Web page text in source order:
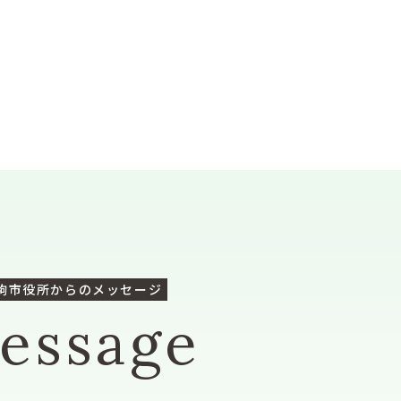
市役所からのメッセージ